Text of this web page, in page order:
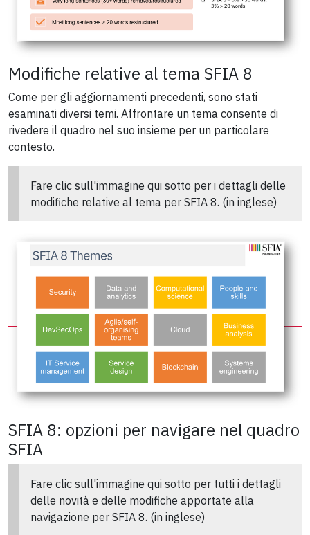
Modifiche relative al tema SFIA 8
Come per gli aggiornamenti precedenti, sono stati
esaminati diversi temi. Affrontare un tema consente di
rivedere il quadro nel suo insieme per un particolare
contesto.
Fare clic sull'immagine qui sotto per i dettagli delle
modifiche relative al tema per SFIA 8. (in inglese)
SFIA 8: opzioni per navigare nel quadro
SFIA
Fare clic sull'immagine qui sotto per tutti i dettagli
delle novità e delle modifiche apportate alla
navigazione per SFIA 8. (in inglese)